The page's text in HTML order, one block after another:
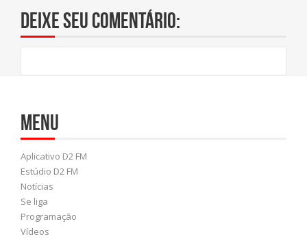
Deixe seu comentário:
Menu
Aplicativo D2 FM
Estúdio D2 FM
Notícias
Se liga
Programação
Vídeos